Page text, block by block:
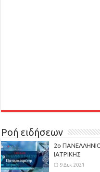
Ροή ειδήσεων
2ο
ΙΑΤΡΙΚΗΣ
9 Δεκ 2021